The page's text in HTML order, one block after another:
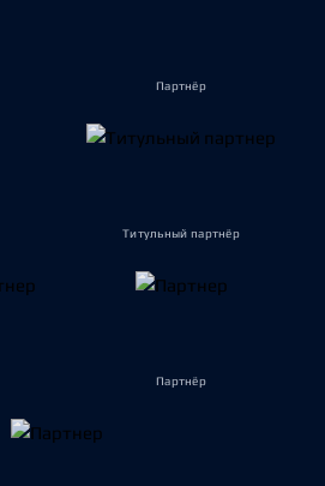
Партнёр
Титульный партнёр
Партнёр